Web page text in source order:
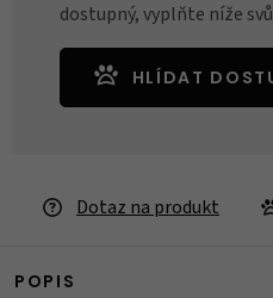
dostupný, vyplňte níže
HLÍDAT
Dotaz na produkt
POPIS